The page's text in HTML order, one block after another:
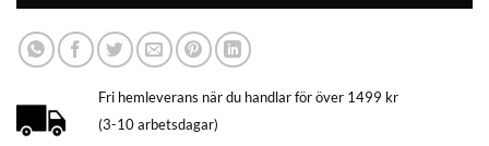
Fri hemleverans när du handlar för över 1499 kr
(3-10 arbetsdagar)